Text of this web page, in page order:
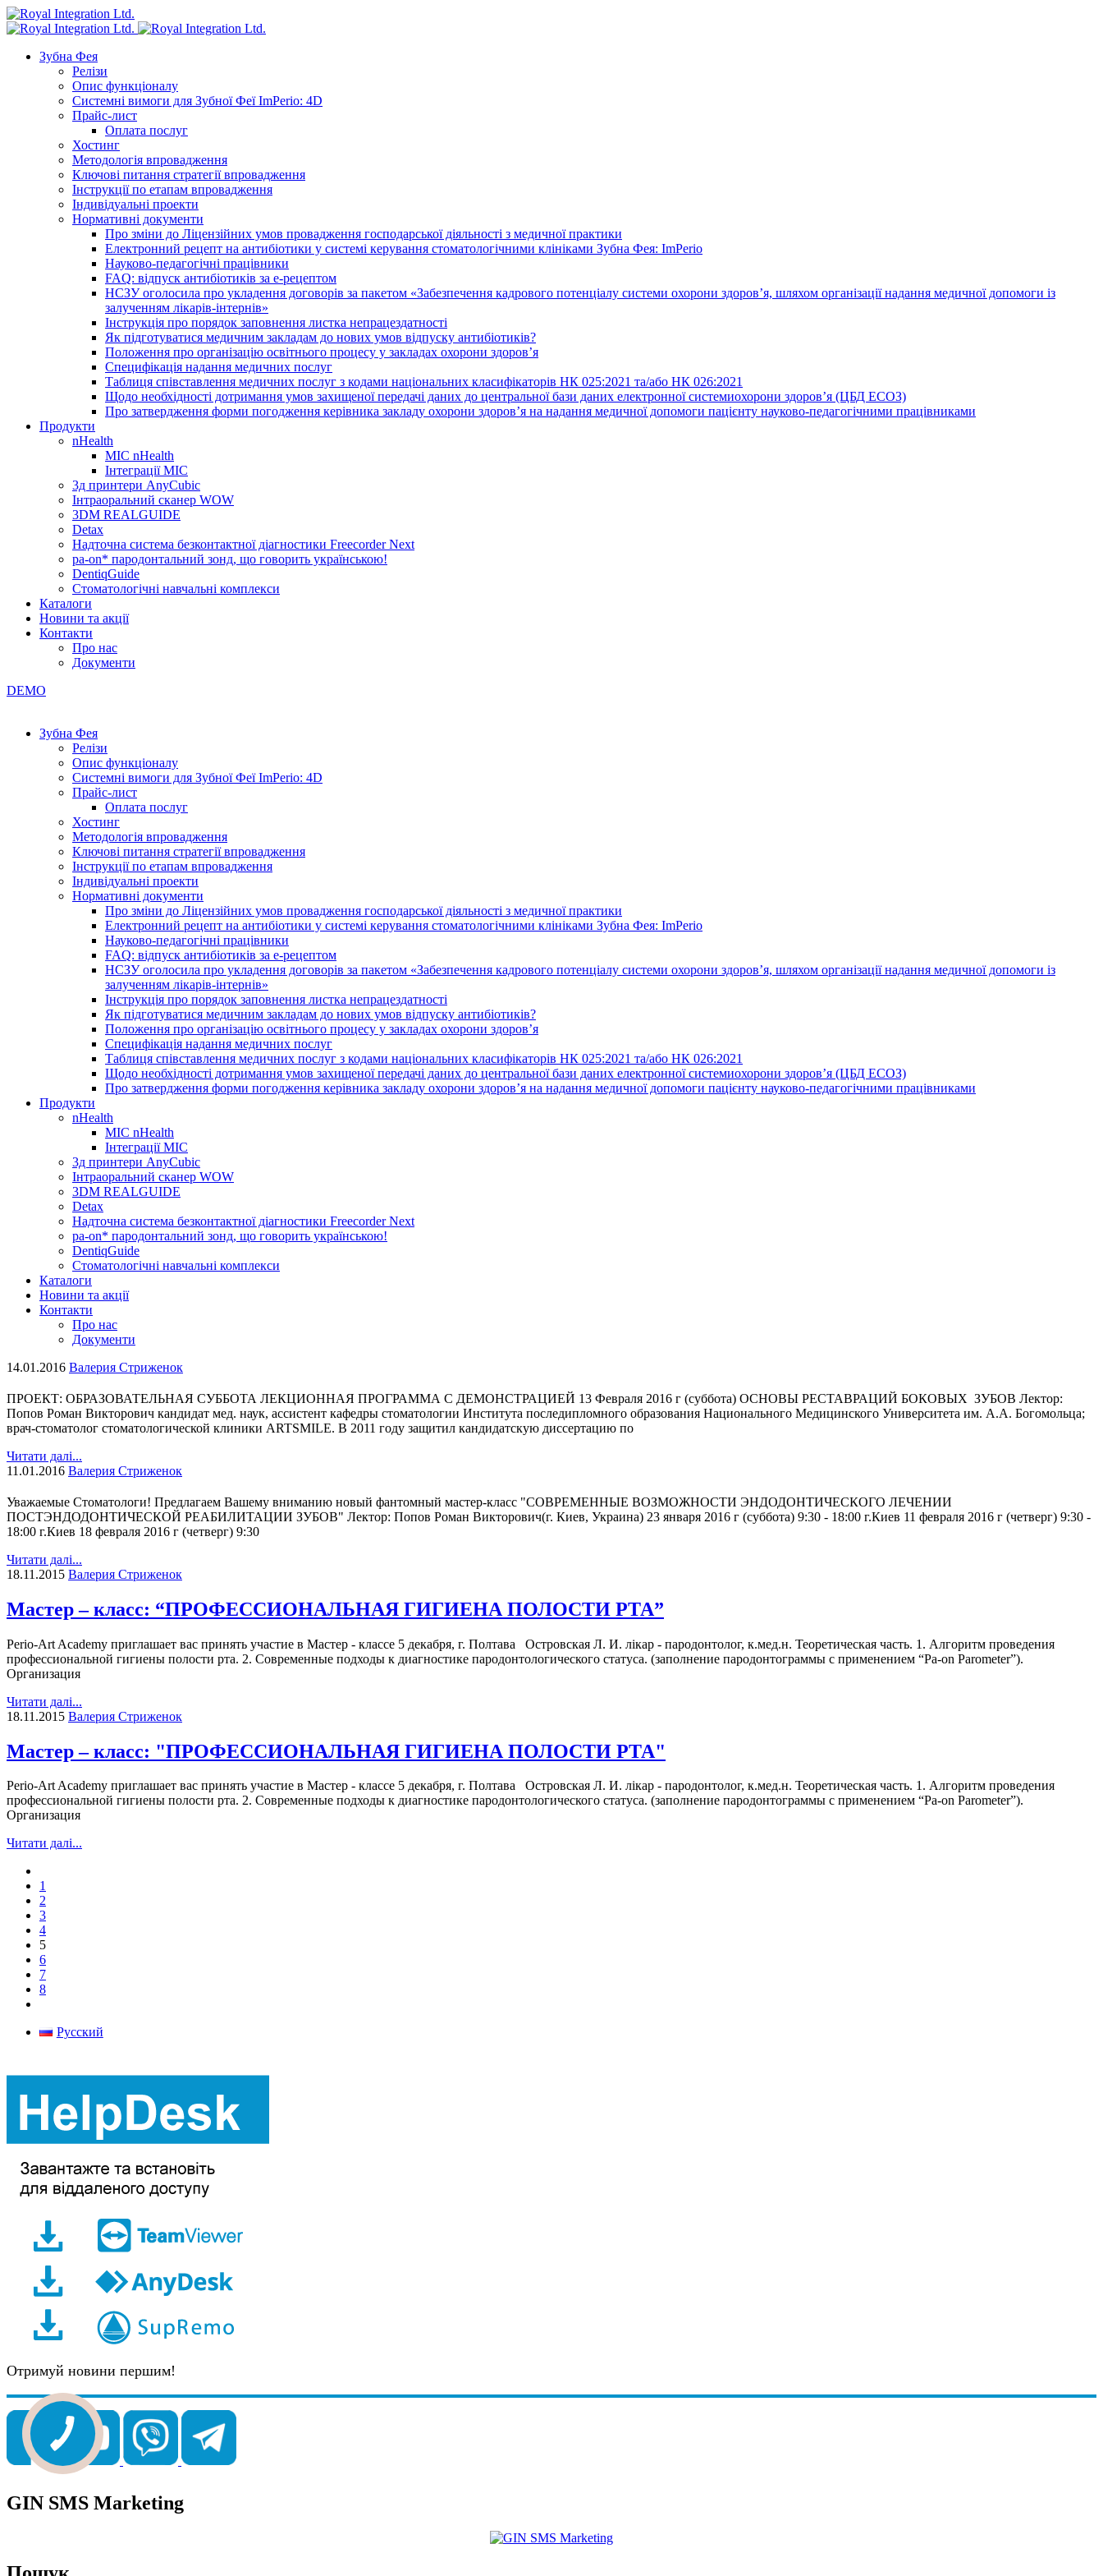
Зубна Фея
Релізи
Опис функціоналу
Системні вимоги для Зубної Феї ImPerio: 4D
Прайс-лист
Оплата послуг
Хостинг
Методологія впровадження
Ключові питання стратегії впровадження
Інструкції по етапам впровадження
Індивідуальні проекти
Нормативні документи
Про зміни до Ліцензійних умов провадження господарської діяльності з медичної практики
Електронний рецепт на антибіотики у системі керування стоматологічними клініками Зубна Фея: ImPerio
Науково-педагогічні працівники
FAQ: відпуск антибіотиків за е-рецептом
НСЗУ оголосила про укладення договорів за пакетом «Забезпечення кадрового потенціалу системи охорони здоров’я, шляхом організації надання медичної допомоги із
залученням лікарів-інтернів»
Інструкція про порядок заповнення листка непрацездатності
Як підготуватися медичним закладам до нових умов відпуску антибіотиків?
Положення про організацію освітнього процесу у закладах охорони здоров’я
Специфікація надання медичних послуг
Таблиця співставлення медичних послуг з кодами національних класифікаторів НК 025:2021 та/або НК 026:2021
Щодо необхідності дотримання умов захищеної передачі даних до центральної бази даних електронної системиохорони здоров’я (ЦБД ЕСОЗ)
Про затвердження форми погодження керівника закладу охорони здоров’я на надання медичної допомоги пацієнту науково-педагогічними працівниками
Продукти
nHealth
МІС nHealth
Інтеграції МІС
3д принтери AnyCubic
Інтраоральний сканер WOW
3DM REALGUIDE
Detax
Надточна система безконтактної діагностики Freecorder Next
pa-on* пародонтальний зонд, що говорить українською!
DentiqGuide
Стоматологічні навчальні комплекси
Каталоги
Новини та акції
Контакти
Про нас
Документи
DEMO
Зубна Фея
Релізи
Опис функціоналу
Системні вимоги для Зубної Феї ImPerio: 4D
Прайс-лист
Оплата послуг
Хостинг
Методологія впровадження
Ключові питання стратегії впровадження
Інструкції по етапам впровадження
Індивідуальні проекти
Нормативні документи
Про зміни до Ліцензійних умов провадження господарської діяльності з медичної практики
Електронний рецепт на антибіотики у системі керування стоматологічними клініками Зубна Фея: ImPerio
Науково-педагогічні працівники
FAQ: відпуск антибіотиків за е-рецептом
НСЗУ оголосила про укладення договорів за пакетом «Забезпечення кадрового потенціалу системи охорони здоров’я, шляхом організації надання медичної допомоги із
залученням лікарів-інтернів»
Інструкція про порядок заповнення листка непрацездатності
Як підготуватися медичним закладам до нових умов відпуску антибіотиків?
Положення про організацію освітнього процесу у закладах охорони здоров’я
Специфікація надання медичних послуг
Таблиця співставлення медичних послуг з кодами національних класифікаторів НК 025:2021 та/або НК 026:2021
Щодо необхідності дотримання умов захищеної передачі даних до центральної бази даних електронної системиохорони здоров’я (ЦБД ЕСОЗ)
Про затвердження форми погодження керівника закладу охорони здоров’я на надання медичної допомоги пацієнту науково-педагогічними працівниками
Продукти
nHealth
МІС nHealth
Інтеграції МІС
3д принтери AnyCubic
Інтраоральний сканер WOW
3DM REALGUIDE
Detax
Надточна система безконтактної діагностики Freecorder Next
pa-on* пародонтальний зонд, що говорить українською!
DentiqGuide
Стоматологічні навчальні комплекси
Каталоги
Новини та акції
Контакти
Про нас
Документи
14.01.2016 Валерия Стриженок
ПРОЕКТ: ОБРАЗОВАТЕЛЬНАЯ СУББОТА ЛЕКЦИОННАЯ ПРОГРАММА С ДЕМОНСТРАЦИЕЙ 13 Февраля 2016 г (суббота) ОСНОВЫ РЕСТАВРАЦИЙ БОКОВЫХ ЗУБОВ Лектор:
Попов Роман Викторович кандидат мед. наук, ассистент кафедры стоматологии Института последипломного образования Национального Медицинского Университета им. А.А. Богомольца;
врач-стоматолог стоматологической клиники ARTSMILE. В 2011 году защитил кандидатскую диссертацию по
Читати далі...
11.01.2016 Валерия Стриженок
Уважаемые Стоматологи! Предлагаем Вашему вниманию новый фантомный мастер-класс "СОВРЕМЕННЫЕ ВОЗМОЖНОСТИ ЭНДОДОНТИЧЕСКОГО ЛЕЧЕНИИ
ПОСТЭНДОДОНТИЧЕСКОЙ РЕАБИЛИТАЦИИ ЗУБОВ" Лектор: Попов Роман Викторович(г. Киев, Украина) 23 января 2016 г (суббота) 9:30 - 18:00 г.Киев 11 февраля 2016 г (четверг) 9:30 -
18:00 г.Киев 18 февраля 2016 г (четверг) 9:30
Читати далі...
18.11.2015 Валерия Стриженок
Мастер – класс: “ПРОФЕССИОНАЛЬНАЯ ГИГИЕНА ПОЛОСТИ РТА”
Perio-Art Academy приглашает вас принять участие в Мастер - классе 5 декабря, г. Полтава Островская Л. И. лікар - пародонтолог, к.мед.н. Теоретическая часть. 1. Алгоритм проведения
профессиональной гигиены полости рта. 2. Современные подходы к диагностике пародонтологического статуса. (заполнение пародонтограммы с применением “Рa-on Parometer”).
Организация
Читати далі...
18.11.2015 Валерия Стриженок
Мастер – класс: "ПРОФЕССИОНАЛЬНАЯ ГИГИЕНА ПОЛОСТИ РТА"
Perio-Art Academy приглашает вас принять участие в Мастер - классе 5 декабря, г. Полтава Островская Л. И. лікар - пародонтолог, к.мед.н. Теоретическая часть. 1. Алгоритм проведения
профессиональной гигиены полости рта. 2. Современные подходы к диагностике пародонтологического статуса. (заполнение пародонтограммы с применением “Рa-on Parometer”).
Организация
Читати далі...
1
2
3
4
5
6
7
8
Русский
Отримуй новини першим!
GIN SMS Marketing